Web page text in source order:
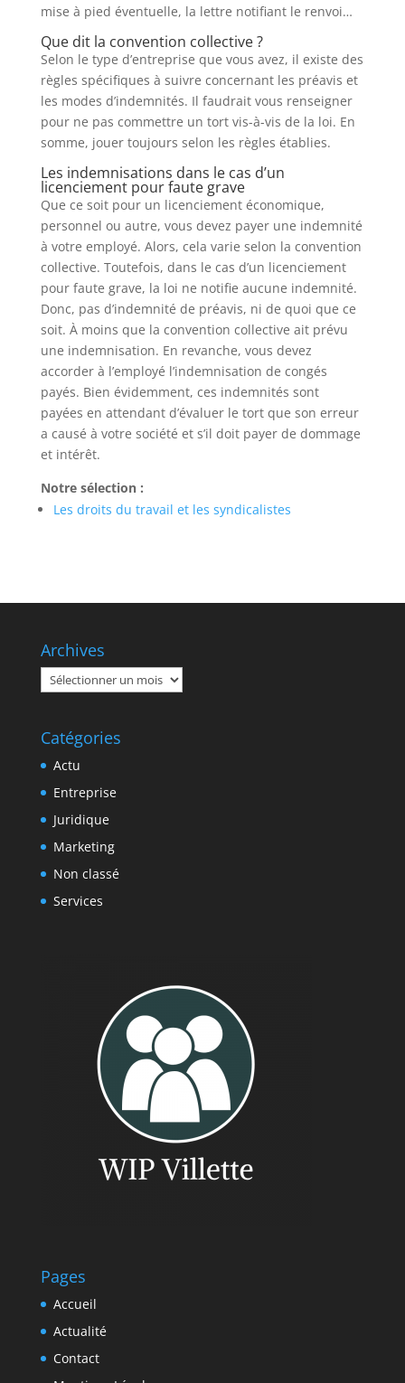
mise à pied éventuelle, la lettre notifiant le renvoi…
Que dit la convention collective ?
Selon le type d’entreprise que vous avez, il existe des
règles spécifiques à suivre concernant les préavis et
les modes d’indemnités. Il faudrait vous renseigner
pour ne pas commettre un tort vis-à-vis de la loi. En
somme, jouer toujours selon les règles établies.
Les indemnisations dans le cas d’un
licenciement pour faute grave
Que ce soit pour un licenciement économique,
personnel ou autre, vous devez payer une indemnité
à votre employé. Alors, cela varie selon la convention
collective. Toutefois, dans le cas d’un licenciement
pour faute grave, la loi ne notifie aucune indemnité.
Donc, pas d’indemnité de préavis, ni de quoi que ce
soit. À moins que la convention collective ait prévu
une indemnisation. En revanche, vous devez
accorder à l’employé l’indemnisation de congés
payés. Bien évidemment, ces indemnités sont
payées en attendant d’évaluer le tort que son erreur
a causé à votre société et s’il doit payer de dommage
et intérêt.
Notre sélection :
Les droits du travail et les syndicalistes
Archives
Archives
Catégories
Actu
Entreprise
Juridique
Marketing
Non classé
Services
Pages
Accueil
Actualité
Contact